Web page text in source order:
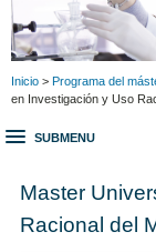
Inicio > Programa del
en Investigación y Uso
SUBMENU
Master
Racional del